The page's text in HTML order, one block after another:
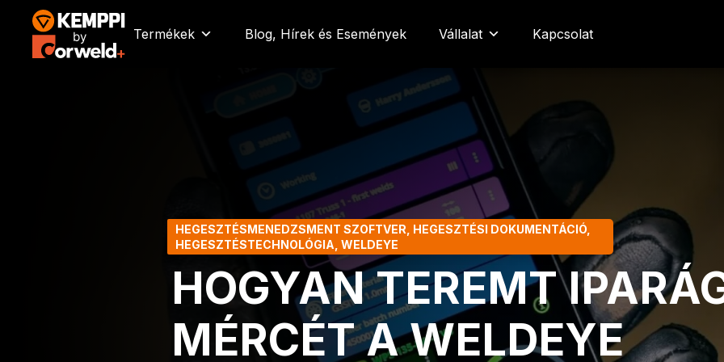
Kilépés
tartalomba
Termékek Blog, Hírek és Események Vállalat Kapcsolat
HEGESZTÉSMENEDZSMENT SZOFTVER HEGESZTÉSI DOKUMENTÁCIÓ
HEGESZTÉSTECHNOLÓGIA WELDEYE
HOGYAN TEREMT
MÉRCÉT A WELDEYE